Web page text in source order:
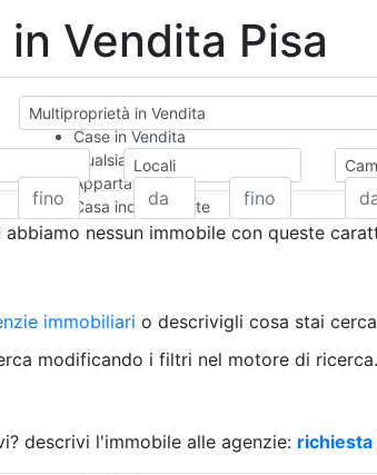
Vendita Pisa
Multiproprietà in Vendita
Case in Vendita
Qualsiasi
Appartamento
Casa indipendente
Casa Semi-indipendente
Rustico/Casale
Camera d'Albergo
Box/Garage
Locali
nessun immobile con queste
immobiliari o descrivigli cosa stai
modificando i filtri nel motore di ricerca.
descrivi l'immobile alle agenzie: richiesta